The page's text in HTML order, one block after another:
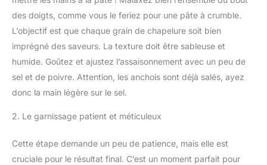
des doigts, comme vous le feriez pour une pâte à crumble.
L’objectif est que chaque grain de chapelure soit bien
imprégné des saveurs. La texture doit être sableuse et
humide. Goûtez et ajustez l’assaisonnement avec un peu de
sel et de poivre. Attention, les anchois sont déjà salés, ayez
donc la main légère sur le sel.
2. Le garnissage patient et méticuleux
Cette étape demande un peu de patience, mais elle est
cruciale pour le résultat final. C’est un moment parfait pour